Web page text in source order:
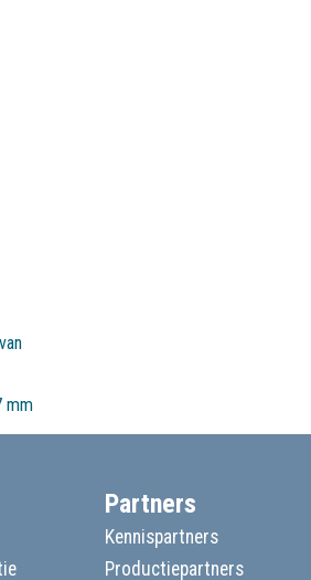
mm
Partners
Kennispartners
Productiepartners